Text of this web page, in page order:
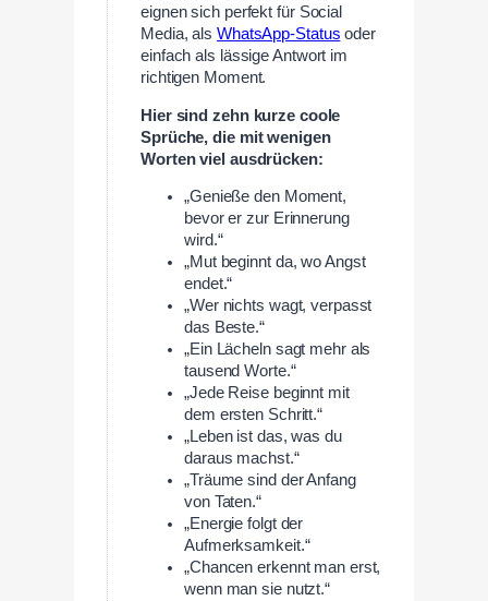
eignen sich perfekt für Social
Media, als WhatsApp-Status oder
einfach als lässige Antwort im
richtigen Moment.
Hier sind zehn kurze coole
Sprüche, die mit wenigen
Worten viel ausdrücken:
„Genieße den Moment,
bevor er zur Erinnerung
wird.“
„Mut beginnt da, wo Angst
endet.“
„Wer nichts wagt, verpasst
das Beste.“
„Ein Lächeln sagt mehr als
tausend Worte.“
„Jede Reise beginnt mit
dem ersten Schritt.“
„Leben ist das, was du
daraus machst.“
„Träume sind der Anfang
von Taten.“
„Energie folgt der
Aufmerksamkeit.“
„Chancen erkennt man erst,
wenn man sie nutzt.“